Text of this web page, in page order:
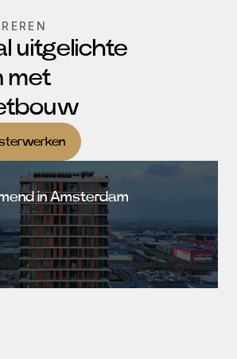
uitgelichte
met
in Amsterdam